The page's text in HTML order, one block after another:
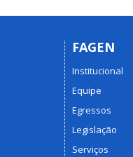
FAGEN
Institucional
Equipe
Egressos
Legislação
Serviços